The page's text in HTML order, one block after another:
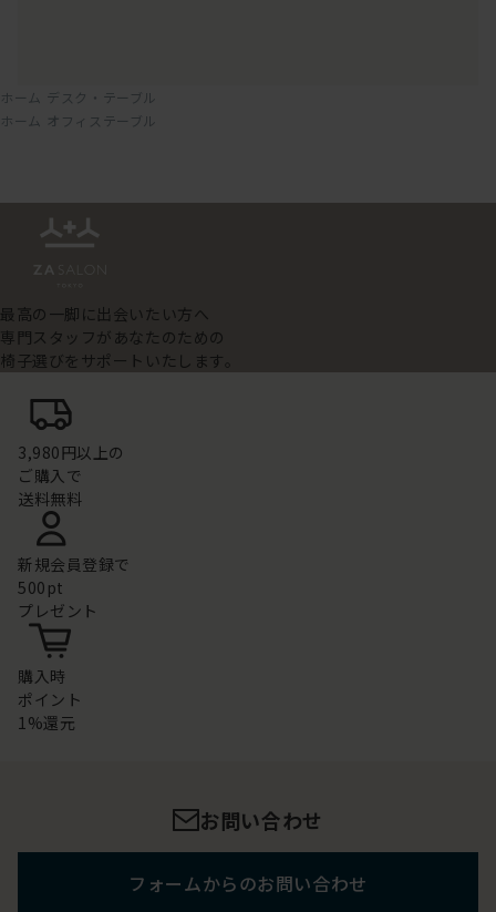
ホーム デスク・テーブル
ホーム
オフィステーブル
最高の一脚に出会いたい方へ
専門スタッフがあなたのための
椅子選びをサポートいたします。
3,980円以上の
ご購入で
送料無料
新規会員登録で
500pt
プレゼント
購入時
ポイント
1%還元
お問い合わせ
フォームからのお問い合わせ